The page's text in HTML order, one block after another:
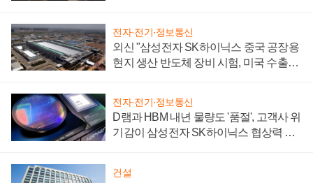
전자·전기·정보통신
외신 "삼성전자 SK하이닉스 중국 공장용
현지 생산 반도체 장비 시험, 미국 수출통
전자·전기·정보통신
D램과 HBM 내년 물량도 '품절', 고객사 위
기감이 삼성전자 SK하이닉스 협상력 더
건설